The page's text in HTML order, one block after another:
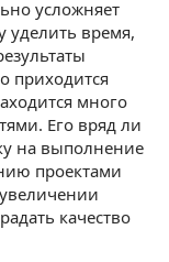
усложняет
уделить время,
приходится
много
Его вряд ли
на выполнение
проектами
качество